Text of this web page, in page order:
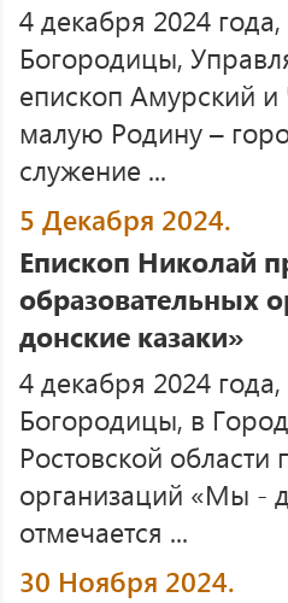
4 декабря 2024
Богородицы,
епископ Амурский
малую Родину –
служение ...
5 Декабря 2024.
Епископ Николай
образовательных
донские казаки»
4 декабря 2024
Богородицы, в
Ростовской
организаций «Мы -
отмечается ...
30 Ноября 2024.